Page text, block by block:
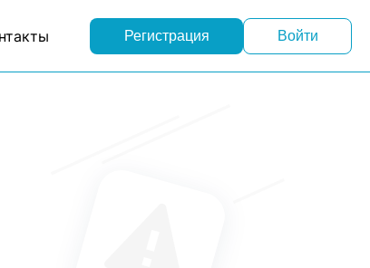
Регистрация Войти